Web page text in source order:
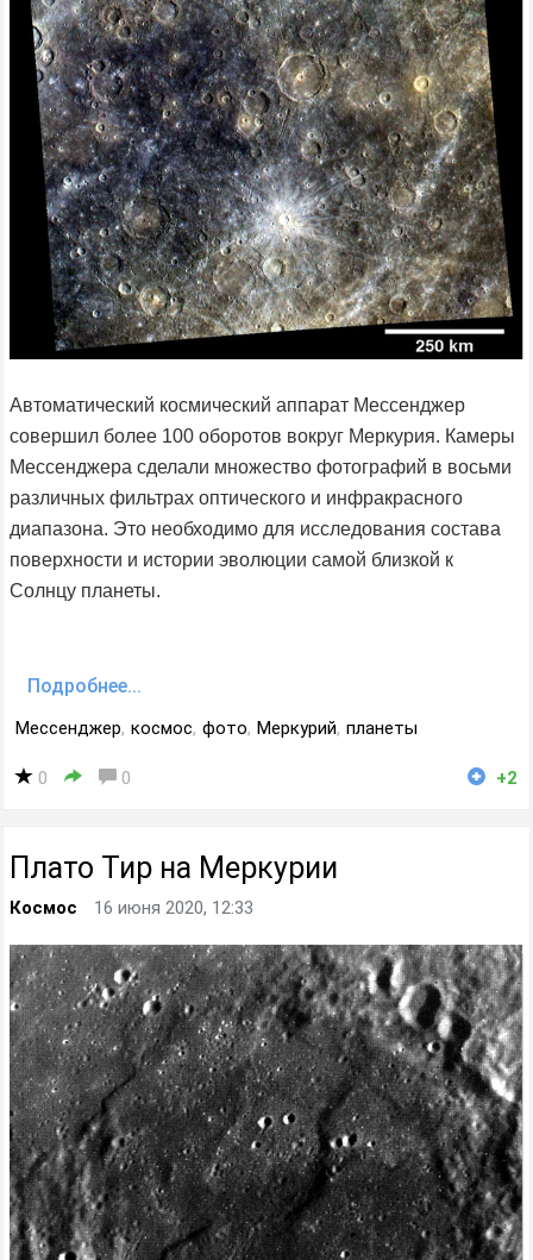
Автоматический космический аппарат Мессенджер
совершил более 100 оборотов вокруг Меркурия. Камеры
Мессенджера сделали множество фотографий в восьми
различных фильтрах оптического и инфракрасного
диапазона. Это необходимо для исследования состава
поверхности и истории эволюции самой близкой к
Солнцу планеты.
Подробнее...
Мессенджер, космос, фото, Меркурий, планеты
0 0 +2
Плато Тир на Меркурии
Космос 16 июня 2020, 12:33